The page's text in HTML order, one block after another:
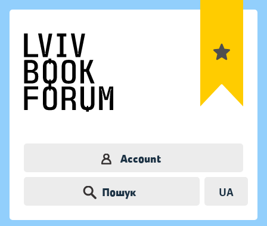
Account
Пошук UA